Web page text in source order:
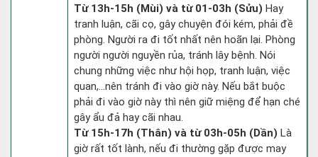
Từ 13h-15h (Mùi) và từ 01-03h (Sửu) Hay
tranh luận, cãi cọ, gây chuyện đói kém, phải đề
phòng. Người ra đi tốt nhất nên hoãn lại. Phòng
người người nguyền rủa, tránh lây bệnh. Nói
chung những việc như hội họp, tranh luận, việc
quan,…nên tránh đi vào giờ này. Nếu bắt buộc
phải đi vào giờ này thì nên giữ miệng để hạn ché
gây ẩu đả hay cãi nhau.
Từ 15h-17h (Thân) và từ 03h-05h (Dần) Là
giờ rất tốt lành, nếu đi thường gặp được may